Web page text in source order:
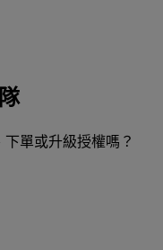
單或升級授權嗎？